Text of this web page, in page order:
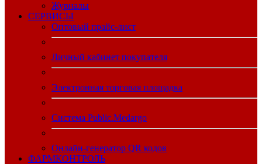
Журналы
CЕРВИСЫ
Оптовый прайс-лист
Личный кабинет покупателя
Электронная торговая площадка
Система Public.Medargo
Онлайн-генератор QR кодов
ФАРМКОНТРОЛЬ